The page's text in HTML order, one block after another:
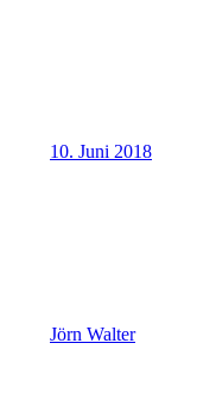
10. Juni 2018
Jörn Walter